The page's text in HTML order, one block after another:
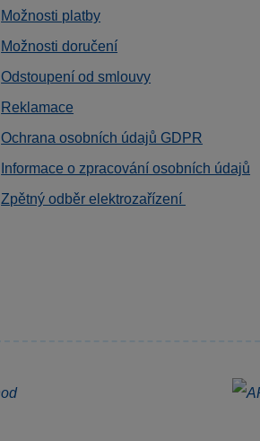
Možnosti platby
Možnosti doručení
Odstoupení od smlouvy
Reklamace
Ochrana osobních údajů GDPR
Informace o zpracování osobních údajů
Zpětný odběr elektrozařízení